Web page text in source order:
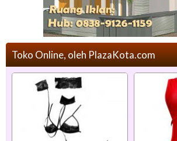
Toko Online, oleh PlazaKota.com